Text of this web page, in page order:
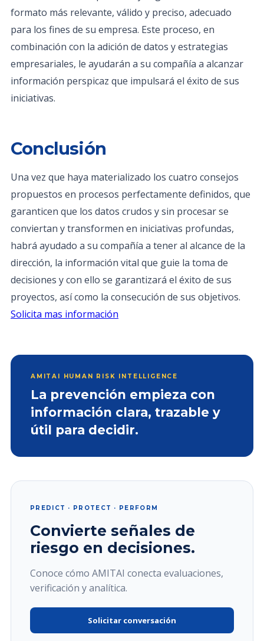
formato más relevante, válido y preciso, adecuado
para los fines de su empresa. Este proceso, en
combinación con la adición de datos y estrategias
empresariales, le ayudarán a su compañía a alcanzar
información perspicaz que impulsará el éxito de sus
iniciativas.
Conclusión
Una vez que haya materializado los cuatro consejos
propuestos en procesos perfectamente definidos, que
garanticen que los datos crudos y sin procesar se
conviertan y transformen en iniciativas profundas,
habrá ayudado a su compañía a tener al alcance de la
dirección, la información vital que guie la toma de
decisiones y con ello se garantizará el éxito de sus
proyectos, así como la consecución de sus objetivos.
Solicita mas información
AMITAI HUMAN RISK INTELLIGENCE
La prevención empieza con
información clara, trazable y
útil para decidir.
PREDICT · PROTECT · PERFORM
Convierte señales de
riesgo en decisiones.
Conoce cómo AMITAI conecta evaluaciones,
verificación y analítica.
Solicitar conversación